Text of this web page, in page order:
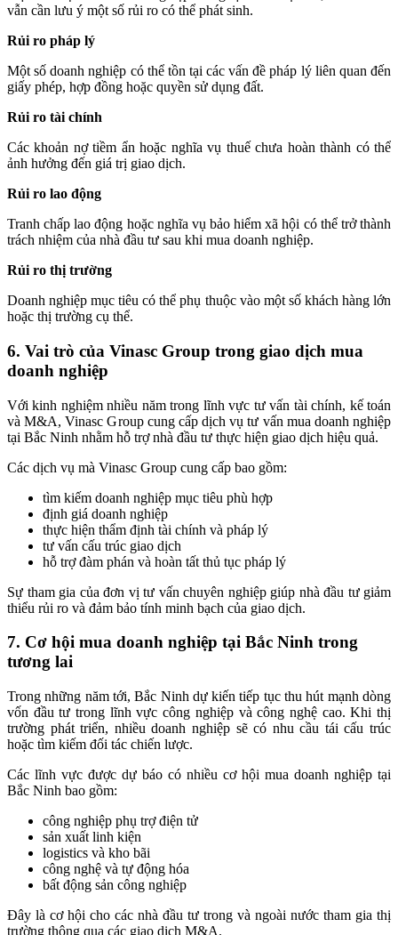
vẫn cần lưu ý một số rủi ro có thể phát sinh.
Rủi ro pháp lý
Một số doanh nghiệp có thể tồn tại các vấn đề pháp lý liên quan đến
giấy phép, hợp đồng hoặc quyền sử dụng đất.
Rủi ro tài chính
Các khoản nợ tiềm ẩn hoặc nghĩa vụ thuế chưa hoàn thành có thể
ảnh hưởng đến giá trị giao dịch.
Rủi ro lao động
Tranh chấp lao động hoặc nghĩa vụ bảo hiểm xã hội có thể trở thành
trách nhiệm của nhà đầu tư sau khi mua doanh nghiệp.
Rủi ro thị trường
Doanh nghiệp mục tiêu có thể phụ thuộc vào một số khách hàng lớn
hoặc thị trường cụ thể.
6. Vai trò của Vinasc Group trong giao dịch mua
doanh nghiệp
Với kinh nghiệm nhiều năm trong lĩnh vực tư vấn tài chính, kế toán
và M&A, Vinasc Group cung cấp dịch vụ tư vấn mua doanh nghiệp
tại Bắc Ninh nhằm hỗ trợ nhà đầu tư thực hiện giao dịch hiệu quả.
Các dịch vụ mà Vinasc Group cung cấp bao gồm:
tìm kiếm doanh nghiệp mục tiêu phù hợp
định giá doanh nghiệp
thực hiện thẩm định tài chính và pháp lý
tư vấn cấu trúc giao dịch
hỗ trợ đàm phán và hoàn tất thủ tục pháp lý
Sự tham gia của đơn vị tư vấn chuyên nghiệp giúp nhà đầu tư giảm
thiểu rủi ro và đảm bảo tính minh bạch của giao dịch.
7. Cơ hội mua doanh nghiệp tại Bắc Ninh trong
tương lai
Trong những năm tới, Bắc Ninh dự kiến tiếp tục thu hút mạnh dòng
vốn đầu tư trong lĩnh vực công nghiệp và công nghệ cao. Khi thị
trường phát triển, nhiều doanh nghiệp sẽ có nhu cầu tái cấu trúc
hoặc tìm kiếm đối tác chiến lược.
Các lĩnh vực được dự báo có nhiều cơ hội mua doanh nghiệp tại
Bắc Ninh bao gồm:
công nghiệp phụ trợ điện tử
sản xuất linh kiện
logistics và kho bãi
công nghệ và tự động hóa
bất động sản công nghiệp
Đây là cơ hội cho các nhà đầu tư trong và ngoài nước tham gia thị
trường thông qua các giao dịch M&A.